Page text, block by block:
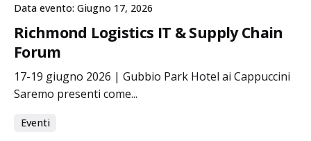
Data evento: Giugno 17, 2026
Richmond Logistics IT & Supply Chain
Forum
17-19 giugno 2026 | Gubbio Park Hotel ai Cappuccini
Saremo presenti come...
Eventi